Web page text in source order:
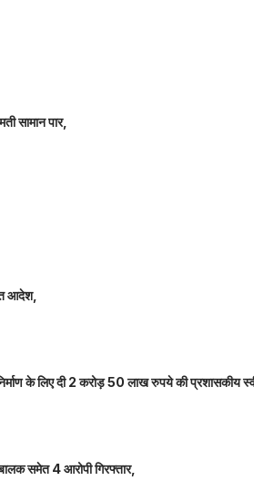
सामान पार,
आदेश,
के लिए दी 2 करोड़ 50 लाख रुपये की प्रशासकीय
समेत 4 आरोपी गिरफ्तार,